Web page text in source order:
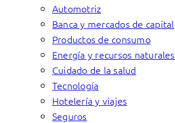
Automotriz
Banca y mercados de capital
Productos de consumo
Energía y recursos naturales
Cuidado de la salud
Tecnología
Hotelería y viajes
Seguros